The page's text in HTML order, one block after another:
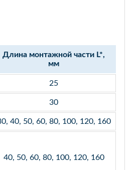
Длина монтажной части L*,
мм
25
30
40, 50, 60, 80, 100, 120, 160
40, 50, 60, 80, 100, 120, 160